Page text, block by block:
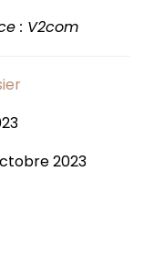
: V2com
2023